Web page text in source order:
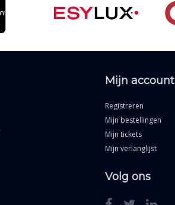
Mijn account
Registreren
Mijn bestellingen
Mijn tickets
Mijn verlanglijst
Volg ons